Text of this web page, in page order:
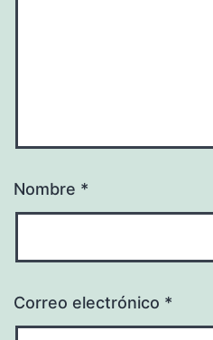
Nombre *
Correo electrónico *